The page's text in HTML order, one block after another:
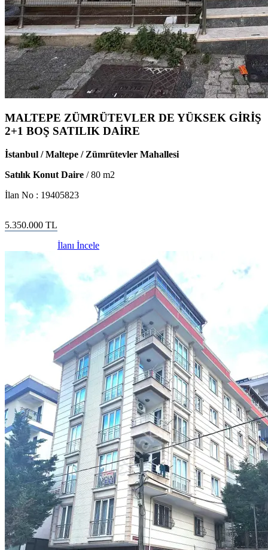
MALTEPE ZÜMRÜTEVLER DE YÜKSEK GİRİŞ
2+1 BOŞ SATILIK DAİRE
İstanbul / Maltepe / Zümrütevler Mahallesi
Satılık Konut Daire /80 m2
İlan No : 19405823
5.350.000 TL
İlanı İncele